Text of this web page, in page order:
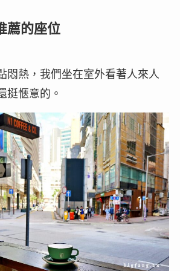
薦的座位
悶熱，我們坐在室外看著人來人
挺愜意的。